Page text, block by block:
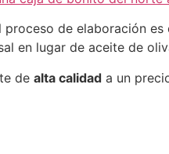
proceso de elaboración
en lugar de aceite de
de alta calidad a un